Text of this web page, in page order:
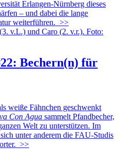
Erlangen-Nürnberg dieses
– und dabei die lange
weiterführen. >>
Bechern(n) für
weiße Fähnchen geschwenkt
Con Agua sammelt Pfandbecher,
Welt zu unterstützen. Im
unter anderem die FAU-Studis
>>